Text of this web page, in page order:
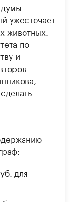
ужесточает
животных.
по
и
для